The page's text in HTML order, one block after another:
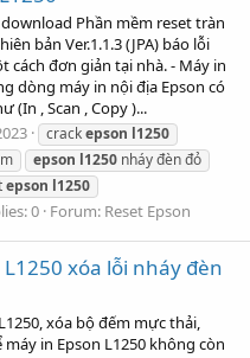
Phần mềm reset tràn
bản Ver.1.1.3 (JPA) báo lỗi
đơn giản tại nhà. - Máy in
dòng máy in nội địa Epson có
(In , Scan , Copy )...
crackepson l1250
epson l1250 nháy đèn đỏ
epson l1250
0 Forum: Reset Epson
xóa lỗi nháy đèn
xóa bộ đếm mực thải,
in Epson L1250 không còn